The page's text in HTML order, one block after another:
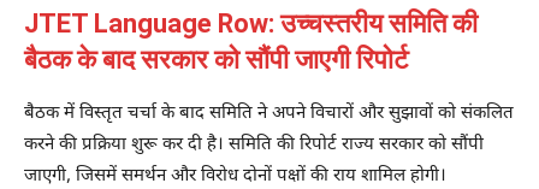
JTET Language Row: उच्चस्तरीय समिति की
बैठक के बाद सरकार को सौंपी जाएगी रिपोर्ट
बैठक में विस्तृत चर्चा के बाद समिति ने अपने विचारों और सुझावों को संकलित
करने की प्रक्रिया शुरू कर दी है। समिति की रिपोर्ट राज्य सरकार को सौंपी
जाएगी, जिसमें समर्थन और विरोध दोनों पक्षों की राय शामिल होगी।